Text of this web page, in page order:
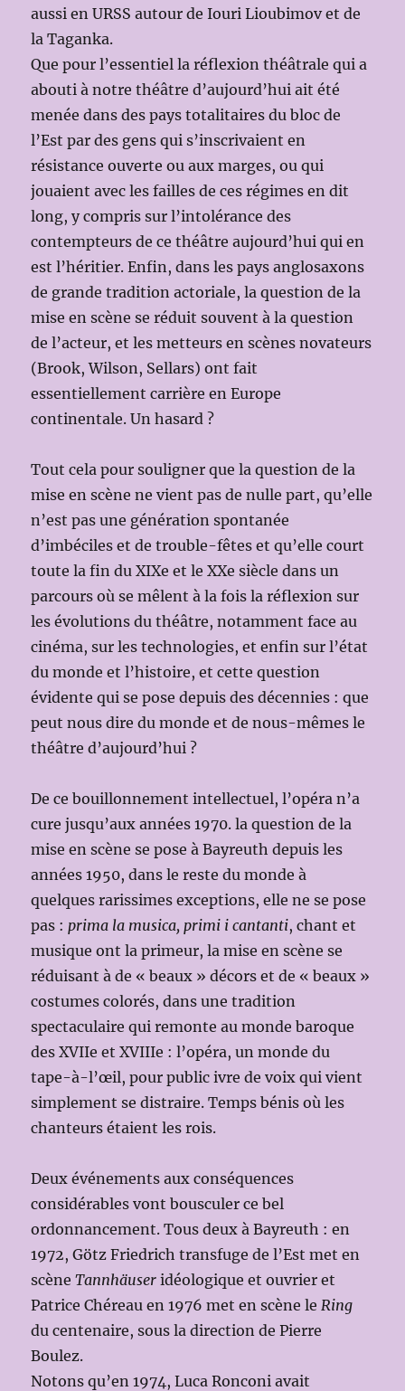
aussi en URSS autour de Iouri Lioubimov et de
la Taganka.
Que pour l’essentiel la réflexion théâtrale qui a
abouti à notre théâtre d’aujourd’hui ait été
menée dans des pays totalitaires du bloc de
l’Est par des gens qui s’inscrivaient en
résistance ouverte ou aux marges, ou qui
jouaient avec les failles de ces régimes en dit
long, y compris sur l’intolérance des
contempteurs de ce théâtre aujourd’hui qui en
est l’héritier. Enfin, dans les pays anglosaxons
de grande tradition actoriale, la question de la
mise en scène se réduit souvent à la question
de l’acteur, et les metteurs en scènes novateurs
(Brook, Wilson, Sellars) ont fait
essentiellement carrière en Europe
continentale. Un hasard ?
Tout cela pour souligner que la question de la
mise en scène ne vient pas de nulle part, qu’elle
n’est pas une génération spontanée
d’imbéciles et de trouble-fêtes et qu’elle court
toute la fin du XIXe et le XXe siècle dans un
parcours où se mêlent à la fois la réflexion sur
les évolutions du théâtre, notamment face au
cinéma, sur les technologies, et enfin sur l’état
du monde et l’histoire, et cette question
évidente qui se pose depuis des décennies : que
peut nous dire du monde et de nous-mêmes le
théâtre d’aujourd’hui ?
De ce bouillonnement intellectuel, l’opéra n’a
cure jusqu’aux années 1970. la question de la
mise en scène se pose à Bayreuth depuis les
années 1950, dans le reste du monde à
quelques rarissimes exceptions, elle ne se pose
pas : prima la musica, primi i cantanti, chant et
musique ont la primeur, la mise en scène se
réduisant à de « beaux » décors et de « beaux »
costumes colorés, dans une tradition
spectaculaire qui remonte au monde baroque
des XVIIe et XVIIIe : l’opéra, un monde du
tape-à-l’œil, pour public ivre de voix qui vient
simplement se distraire. Temps bénis où les
chanteurs étaient les rois.
Deux événements aux conséquences
considérables vont bousculer ce bel
ordonnancement. Tous deux à Bayreuth : en
1972, Götz Friedrich transfuge de l’Est met en
scèneTannhäuser idéologique et ouvrier et
Patrice Chéreau en 1976 met en scène le Ring
du centenaire, sous la direction de Pierre
Boulez.
Notons qu’en 1974, Luca Ronconi avait